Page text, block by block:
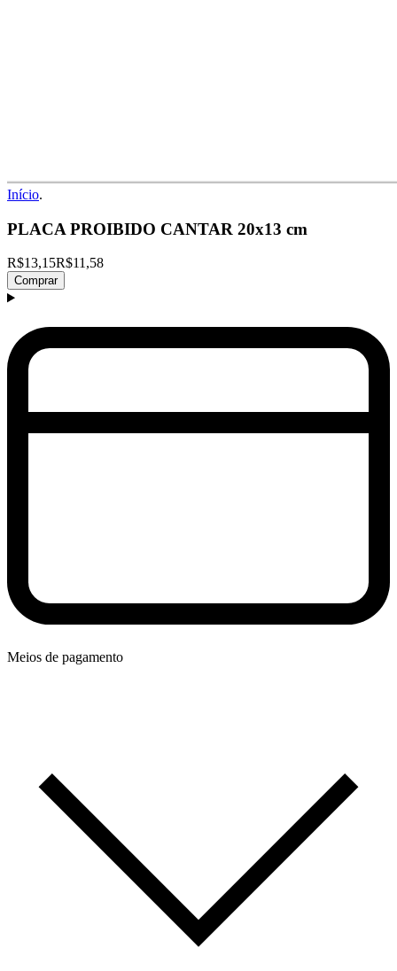
Início.
PLACA PROIBIDO CANTAR 20x13 cm
R$13,15R$11,58
Comprar
Meios de pagamento